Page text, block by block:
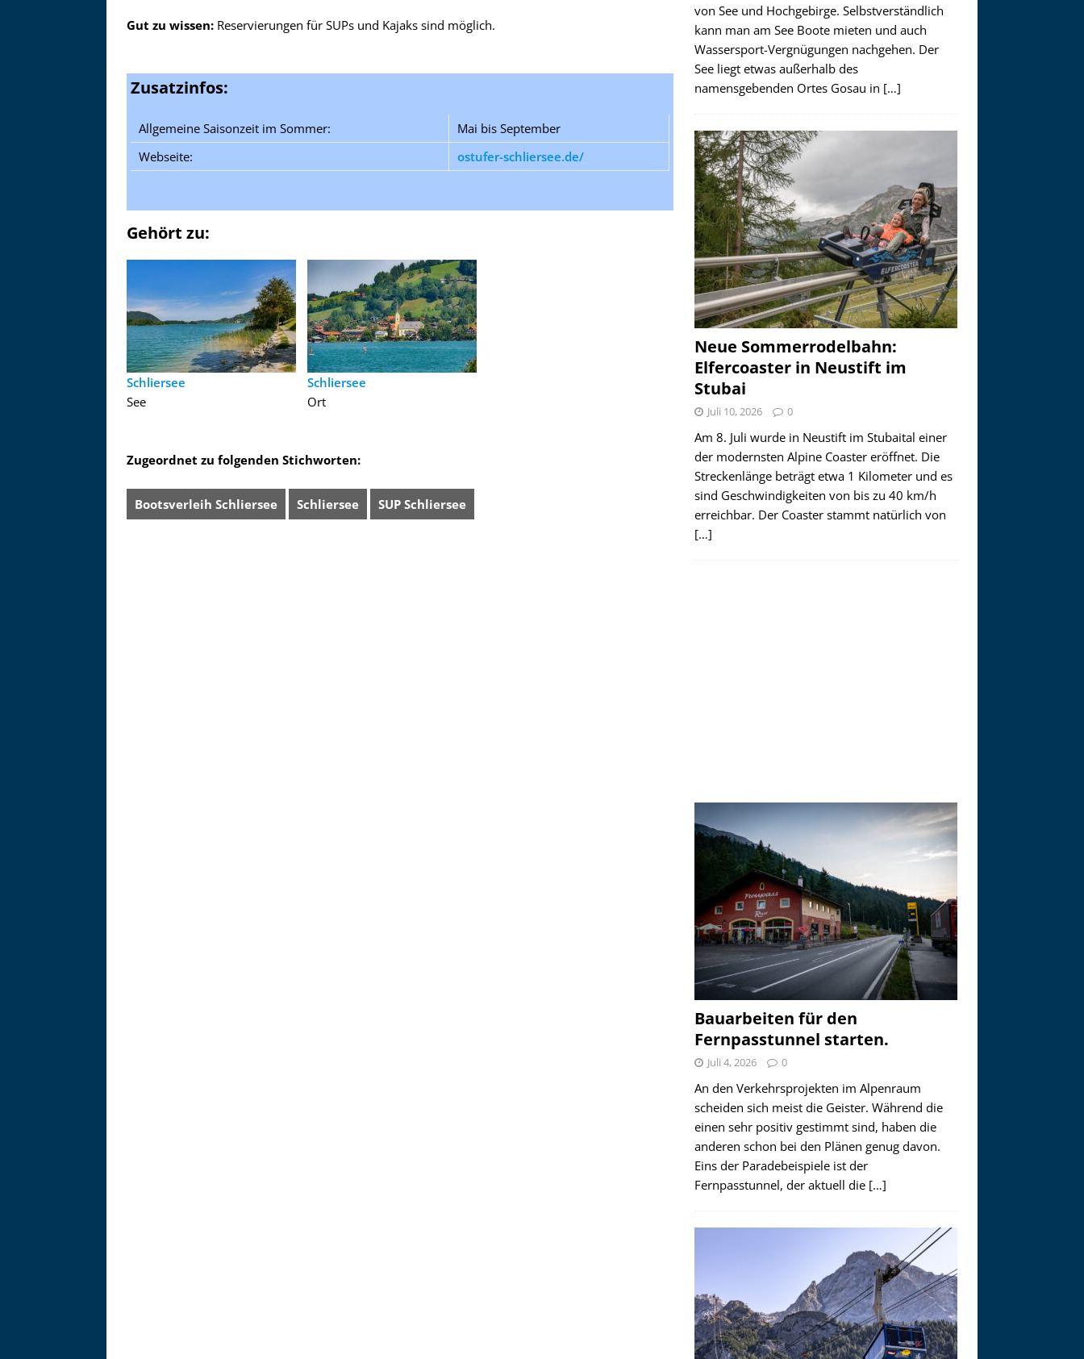
Gut zu wissen: Reservierungen für SUPs und Kajaks sind möglich.
Zusatzinfos:
Allgemeine Saisonzeit im Sommer:
Mai bis September
Webseite:
ostufer-schliersee.de/
Gehört zu:
Schliersee
See
Schliersee
Ort
Zugeordnet zu folgenden Stichworten:
Bootsverleih Schliersee Schliersee SUP Schliersee
von See und Hochgebirge. Selbstverständlich
kann man am See Boote mieten und auch
Wassersport-Vergnügungen nachgehen. Der
See liegt etwas außerhalb des
namensgebenden Ortes Gosau in […]
Neue Sommerrodelbahn:
Elfercoaster in Neustift im
Stubai
Juli 10, 2026 0
Am 8. Juli wurde in Neustift im Stubaital einer
der modernsten Alpine Coaster eröffnet. Die
Streckenlänge beträgt etwa 1 Kilometer und es
sind Geschwindigkeiten von bis zu 40 km/h
erreichbar. Der Coaster stammt natürlich von
[…]
Bauarbeiten für den
Fernpasstunnel starten.
Juli 4, 2026 0
An den Verkehrsprojekten im Alpenraum
scheiden sich meist die Geister. Während die
einen sehr positiv gestimmt sind, haben die
anderen schon bei den Plänen genug davon.
Eins der Paradebeispiele ist der
Fernpasstunnel, der aktuell die […]